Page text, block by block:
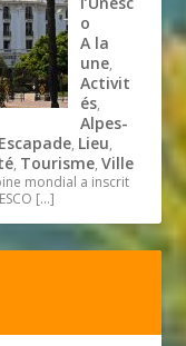
o
A la
une,
Activit
és,
Alpes-
Escapade, Lieu,
, Tourisme,Ville
mondial a inscrit
[…]